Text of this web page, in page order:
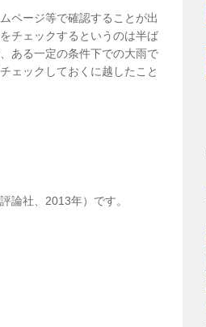
ページ等で確認することが出
チェックするというのは半ば
ある一定の条件下での大雨で
ェックしておくに越したこと
論社、2013年）です。